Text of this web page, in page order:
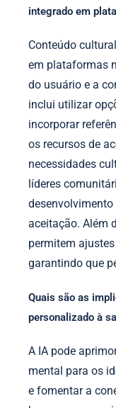
integrado em
Conteúdo
em plataformas
do usuário e a
inclui utilizar
incorporar
os recursos de
necessidades
líderes
aceitação. Além
permitem
garantindo que
Quais são as
personalizado à
A IA pode
mental para os
e fomentar a